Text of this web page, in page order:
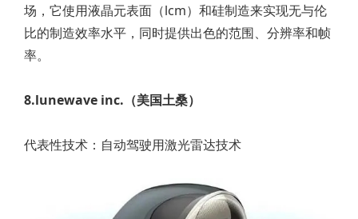
场，它使用液晶元表面（lcm）和硅制造来实现无与伦
比的制造效率水平，同时提供出色的范围、分辨率和帧
率。
8.lunewave inc.（美国土桑）
代表性技术：自动驾驶用激光雷达技术